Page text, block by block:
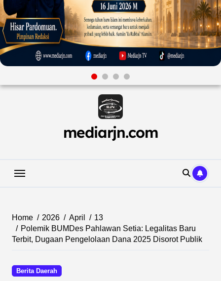
Skip
mediarjn.com
Home 2026 April
13
Polemik BUMDes Pahlawan Setia: Legalitas Baru
Terbit, Dugaan Pengelolaan Dana 2025 Disorot Publik
Berita Daerah